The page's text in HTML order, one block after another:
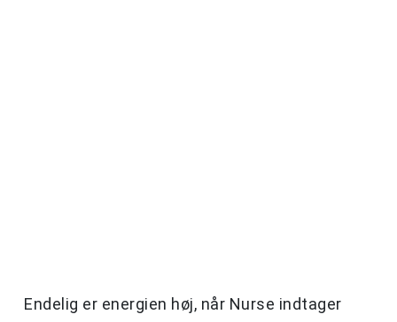
Endelig er energien høj, når Nurse indtager